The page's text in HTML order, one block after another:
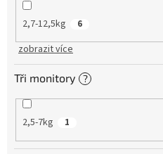
2,7-12,5kg 6
zobrazit více
Tři monitory ?
2,5-7kg 1